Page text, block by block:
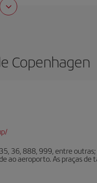
Copenhagen
36, 888, 999, entre
aeroporto. As praças de